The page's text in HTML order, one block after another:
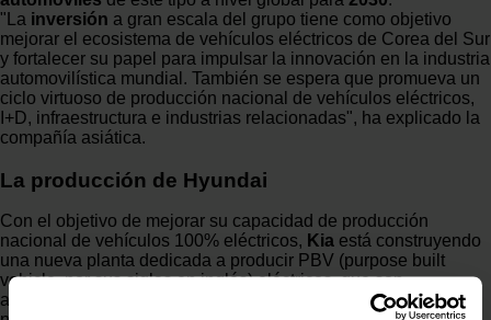
"La inversión a gran escala del grupo tiene como objetivo
mejorar el ecosistema de vehículos eléctricos de Corea del Sur
y fortalecer su papel para impulsar la innovación en la industria
automovilística mundial. También se espera que promueva un
ciclo virtuoso de producción nacional de vehículos eléctricos,
I+D, infraestructura e industrias relacionadas", ha explicado la
compañía asiática.
La producción de Hyundai
Con el objetivo de mejorar su capacidad de producción
nacional de vehículos 100% eléctricos, Kia está construyendo
una nueva planta dedicada a producir PBV (purpose built
vehicle, por sus siglas en inglés) eléctricos, que son
automóviles diseñados para adaptarse a diferentes